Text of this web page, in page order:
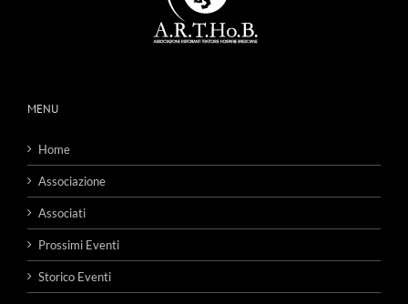
MENU
Home
Associazione
Associati
Prossimi Eventi
Storico Eventi